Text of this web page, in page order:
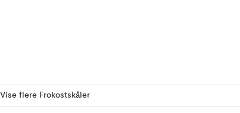
Vise flere Frokostskåler